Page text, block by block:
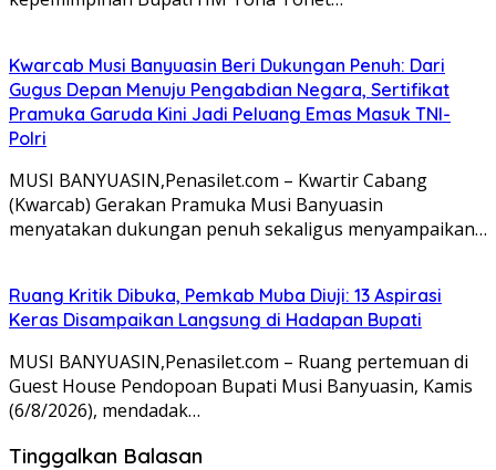
Kwarcab Musi Banyuasin Beri Dukungan Penuh: Dari
Gugus Depan Menuju Pengabdian Negara, Sertifikat
Pramuka Garuda Kini Jadi Peluang Emas Masuk TNI-
Polri
MUSI BANYUASIN,Penasilet.com – Kwartir Cabang
(Kwarcab) Gerakan Pramuka Musi Banyuasin
menyatakan dukungan penuh sekaligus menyampaikan…
Ruang Kritik Dibuka, Pemkab Muba Diuji: 13 Aspirasi
Keras Disampaikan Langsung di Hadapan Bupati
MUSI BANYUASIN,Penasilet.com – Ruang pertemuan di
Guest House Pendopoan Bupati Musi Banyuasin, Kamis
(6/8/2026), mendadak…
Tinggalkan Balasan